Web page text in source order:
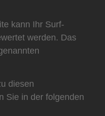
kann Ihr Surf-
werden. Das
diesen
Sie in der folgenden